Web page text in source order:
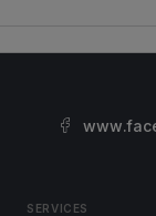
SERVICES